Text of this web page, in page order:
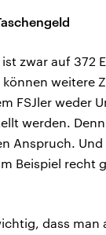
ist zwar auf 372
weitere
FSJler weder
werden.
Anspruch.
Beispiel recht
dass man